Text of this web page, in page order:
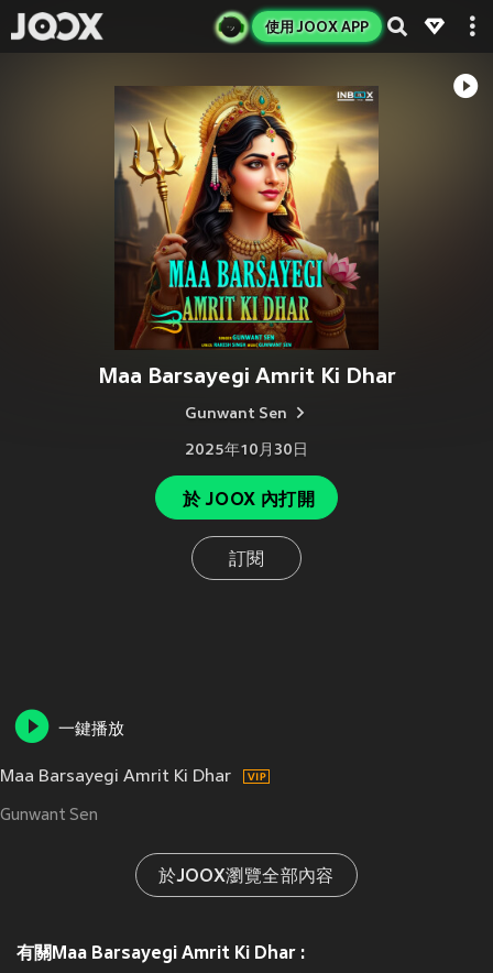
使用 JOOX APP
Maa Barsayegi Amrit Ki Dhar
Gunwant Sen
2025年10月30日
於 JOOX 內打開
訂閱
一鍵播放
Maa Barsayegi Amrit Ki Dhar
Gunwant Sen
於JOOX瀏覽全部內容
有關Maa Barsayegi Amrit Ki Dhar :